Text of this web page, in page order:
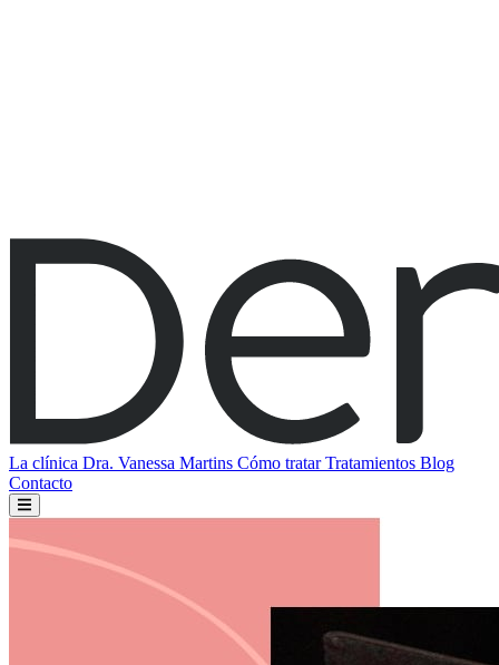
La clínica Dra. Vanessa Martins Cómo tratarTratamientos Blog
Contacto